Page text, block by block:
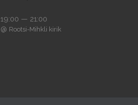
19:00 — 21:00
@ Rootsi-Mihkli kirik